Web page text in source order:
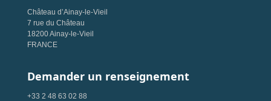
Château d’Ainay-le-Vieil
7 rue du Château
18200 Ainay-le-Vieil
FRANCE
Demander un renseignement
+33 2 48 63 02 88